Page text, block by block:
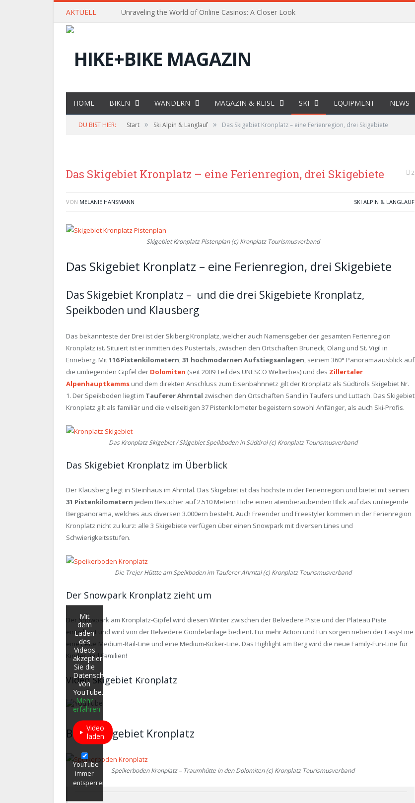
AKTUELL Unraveling the World of Online Casinos: A Closer Look
HOME BIKEN WANDERN MAGAZIN & REISE SKI EQUIPMENT NEWS
DU BIST HIER: Start » Ski Alpin & Langlauf » Das Skigebiet Kronplatz – eine Ferienregion, drei Skigebiete
Das Skigebiet Kronplatz – eine Ferienregion, drei Skigebiete 2
VON MELANIE HANSMANN SKI ALPIN & LANGLAUF
Skigebiet Kronplatz Pistenplan (c) Kronplatz Tourismusverband
Das Skigebiet Kronplatz – eine Ferienregion, drei Skigebiete
Das Skigebiet Kronplatz – und die drei Skigebiete Kronplatz,
Speikboden und Klausberg
Das bekannteste der Drei ist der Skiberg Kronplatz, welcher auch Namensgeber der gesamten Ferienregion
Kronplatz ist. Situiert ist er inmitten des Pustertals, zwischen den Ortschaften Bruneck, Olang und St. Vigil in
Enneberg. Mit116 Pistenkilometern,31 hochmodernen Aufstiegsanlagen, seinem 360° Panoramaausblick auf
die umliegenden Gipfel der Dolomiten (seit 2009 Teil des UNESCO Welterbes) und des Zillertaler
Alpenhauptkamms und dem direkten Anschluss zum Eisenbahnnetz gilt der Kronplatz als Südtirols Skigebiet Nr.
1. Der Speikboden liegt im Tauferer Ahrntal zwischen den Ortschaften Sand in Taufers und Luttach. Das Skigebiet
Kronplatz gilt als familiär und die vielseitigen 37 Pistenkilometer begeistern sowohl Anfänger, als auch Ski-Profis.
Das Kronplatz Skigebiet / Skigebiet Speikboden in Südtirol (c) Kronplatz Tourismusverband
Das Skigebiet Kronplatz im Überblick
Der Klausberg liegt in Steinhaus im Ahrntal. Das Skigebiet ist das höchste in der Ferienregion und bietet mit seinen
31 Pistenkilometern jedem Besucher auf 2.510 Metern Höhe einen atemberaubenden Blick auf das umliegende
Bergpanorama, welches aus diversen 3.000ern besteht. Auch Freerider und Freestyler kommen in der Ferienregion
Kronplatz nicht zu kurz: alle 3 Skigebiete verfügen über einen Snowpark mit diversen Lines und
Schwierigkeitsstufen.
Die Trejer Hüttte am Speikboden im Tauferer Ahrntal (c) Kronplatz Tourismusverband
Der Snowpark Kronplatz zieht um
Der Snowpark am Kronplatz-Gipfel wird diesen Winter zwischen der Belvedere Piste und der Plateau Piste
eingebaut und wird von der Belvedere Gondelanlage bedient. Für mehr Action und Fun sorgen neben der Easy-Line
eine neue Medium-Rail-Line und eine Medium-Kicker-Line. Das Highlight am Berg wird die neue Family-Fun-Line für
Kinder und Familien!
Video Skigebiet Kronplatz
Mit
dem
Laden
des
Videos
akzeptieren
Sie die
Datenschutzerklärung
von
YouTube.
Mehr
erfahren
Video
laden
YouTube
immer
entsperren
Bilder Skigebiet Kronplatz
Speikerboden Kronplatz – Traumhütte in den Dolomiten (c) Kronplatz Tourismusverband